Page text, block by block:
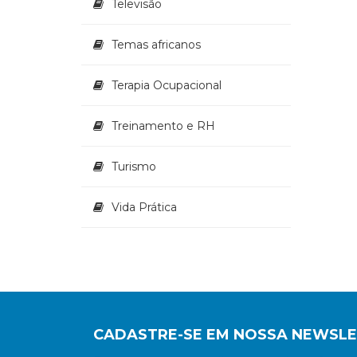
Televisão
Temas africanos
Terapia Ocupacional
Treinamento e RH
Turismo
Vida Prática
CADASTRE-SE EM NOSSA